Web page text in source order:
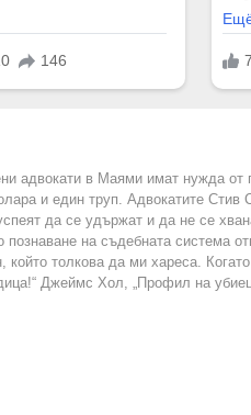
адвокати в Маями имат нужда от
и един труп. Адвокатите Стив
да се удържат и да не се
познаване на съдебната система
толкова да ми хареса.
Джеймс Хол, „Профил на